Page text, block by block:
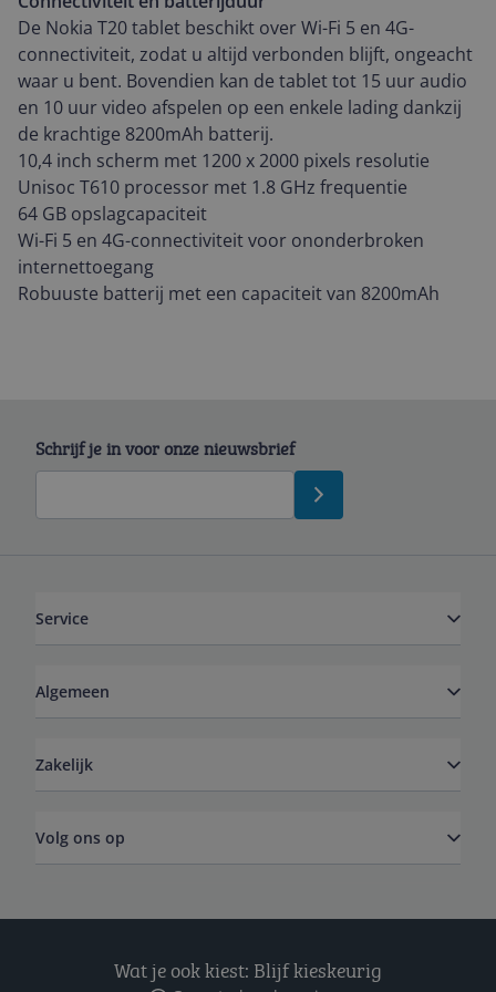
De Nokia T20 tablet beschikt over Wi-Fi 5 en 4G-
connectiviteit, zodat u altijd verbonden blijft, ongeacht
waar u bent. Bovendien kan de tablet tot 15 uur audio
en 10 uur video afspelen op een enkele lading dankzij
de krachtige 8200mAh batterij.
10,4 inch scherm met 1200 x 2000 pixels resolutie
Unisoc T610 processor met 1.8 GHz frequentie
64 GB opslagcapaciteit
Wi-Fi 5 en 4G-connectiviteit voor ononderbroken
internettoegang
Robuuste batterij met een capaciteit van 8200mAh
Schrijf je in voor onze nieuwsbrief
Service
Algemeen
Zakelijk
Volg ons op
Wat je ook kiest: Blijf kieskeurig